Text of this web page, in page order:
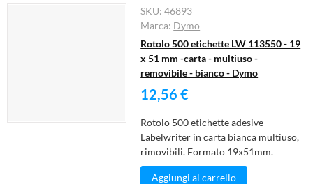
SKU:46893
Marca: Dymo
Rotolo 500 etichette LW 113550 - 19
x 51 mm -carta - multiuso -
removibile - bianco - Dymo
12,56 €
Rotolo 500 etichette adesive
Labelwriter in carta bianca multiuso,
rimovibili. Formato 19x51mm.
Aggiungi al carrello